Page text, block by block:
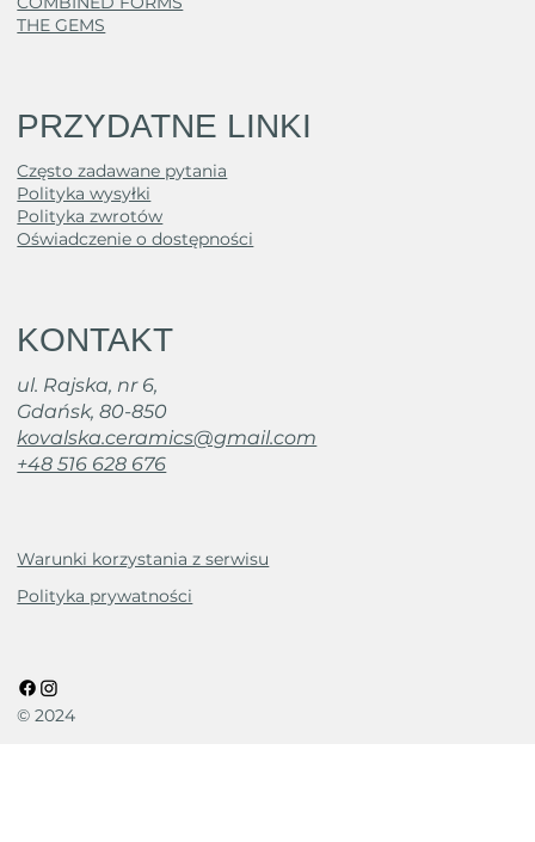
THE GEMS
PRZYDATNE LINKI
Często zadawane pytania
Polityka wysyłki
Polityka zwrotów
Oświadczenie o dostępności
KONTAKT
ul. Rajska, nr 6,
Gdańsk, 80-850
kovalska.ceramics@gmail.com
+48 516 628 676
Warunki korzystania z serwisu
Polityka prywatności
© 2024